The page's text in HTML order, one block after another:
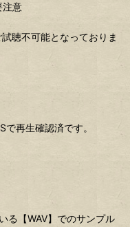
注意
聴不可能となっておりま
再生確認済です。
る【WAV】でのサンプル